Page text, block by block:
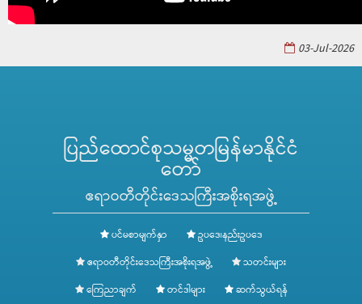
03-Jul-2026
ပြည်ထောင်စုသမ္မတမြန်မာနိုင်ငံ
တော်
ဧရာဝတီတိုင်းဒေသကြီးအစိုးရအဖွဲ့
ပင်မစာမျက်နှာ
ဥပဒေ၊နည်းဥပဒေ
ဧရာဝတီတိုင်းဒေသကြီးအစိုးရအဖွဲ့
သတင်းများ
ကြေညာချက်
တင်ဒါများ
ဆက်သွယ်ရန်